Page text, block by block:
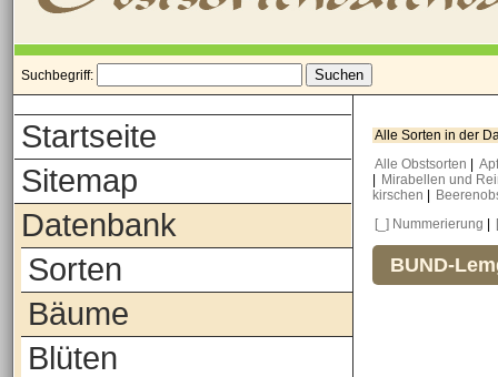
Suchbegriff:
Startseite
Sitemap
Datenbank
Sorten
Bäume
Blüten
Alle Sorten in der
Alle Obstsorten
Mirabellen und
kirschen
[_] Nummerierung
BUND-